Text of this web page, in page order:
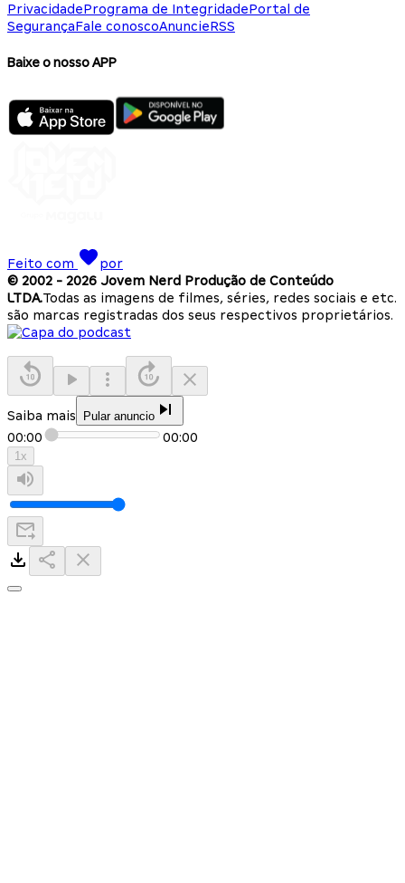
PrivacidadePrograma de IntegridadePortal de
SegurançaFale conoscoAnuncieRSS
Baixe o nosso APP
Feito com
por
© 2002 - 2026 Jovem Nerd Produção de Conteúdo
LTDA.Todas as imagens de filmes, séries, redes sociais e etc.
são marcas registradas dos seus respectivos proprietários.
Saiba mais Pular anuncio
00:00 00:00
1x